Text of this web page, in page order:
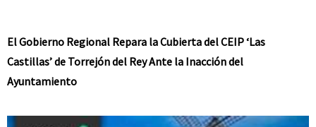
El Gobierno Regional Repara la Cubierta del CEIP ‘Las
Castillas’ de Torrejón del Rey Ante la Inacción del
Ayuntamiento